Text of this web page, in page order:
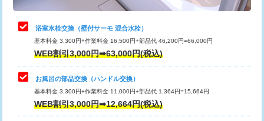
止水・漏水調査・防水処理・清掃・修
理・調整・分解・加工など（中作業）
22,000円
止水・漏水調査・防水処理・清掃・修
理・調整・分解・加工など（重作業）
33,000円
トイレタンク脱着
トイレ便器脱着
浴室水栓交換（壁付サーモ 混合水栓）
基本料金 3,300円+作業料金 16,500円+部品代 46,200円=66,000円
WEB割引3,000円➡63,000円(税込)
お風呂の部品交換（ハンドル交換）
基本料金 3,300円+作業料金 11,000円+部品代 1,364円=15,664円
WEB割引3,000円➡12,664円(税込)